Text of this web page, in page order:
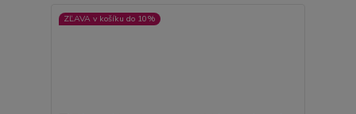
ZĽAVA v košíku do 10%